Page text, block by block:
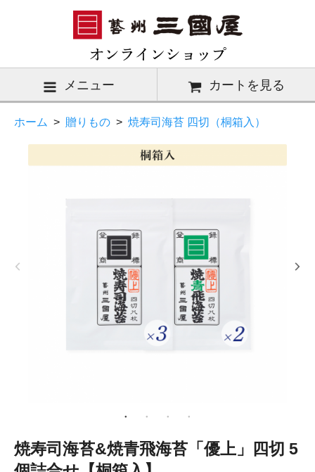
メニュー カートを見る
ホーム > 贈りもの > 焼寿司海苔 四切（桐箱入）
焼寿司海苔&焼青飛海苔「優上」四切 5